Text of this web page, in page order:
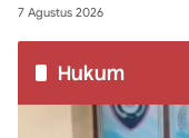
7 Agustus 2026
Hukum